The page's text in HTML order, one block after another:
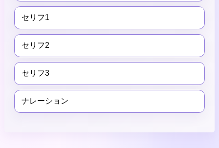
セリフ1
セリフ2
セリフ3
ナレーション